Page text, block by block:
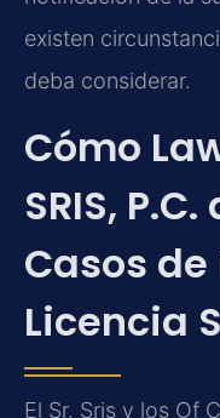
existen
deba considerar.
Cómo
SRIS,
Casos
Licencia
El Sr. Sris y los Of